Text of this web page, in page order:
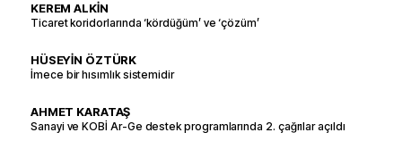
KEREM ALKİN
Ticaret koridorlarında ‘kördüğüm’ ve ‘çözüm’
HÜSEYİN ÖZTÜRK
İmece bir hısımlık sistemidir
AHMET KARATAŞ
Sanayi ve KOBİ Ar-Ge destek programlarında 2. çağrılar açıldı